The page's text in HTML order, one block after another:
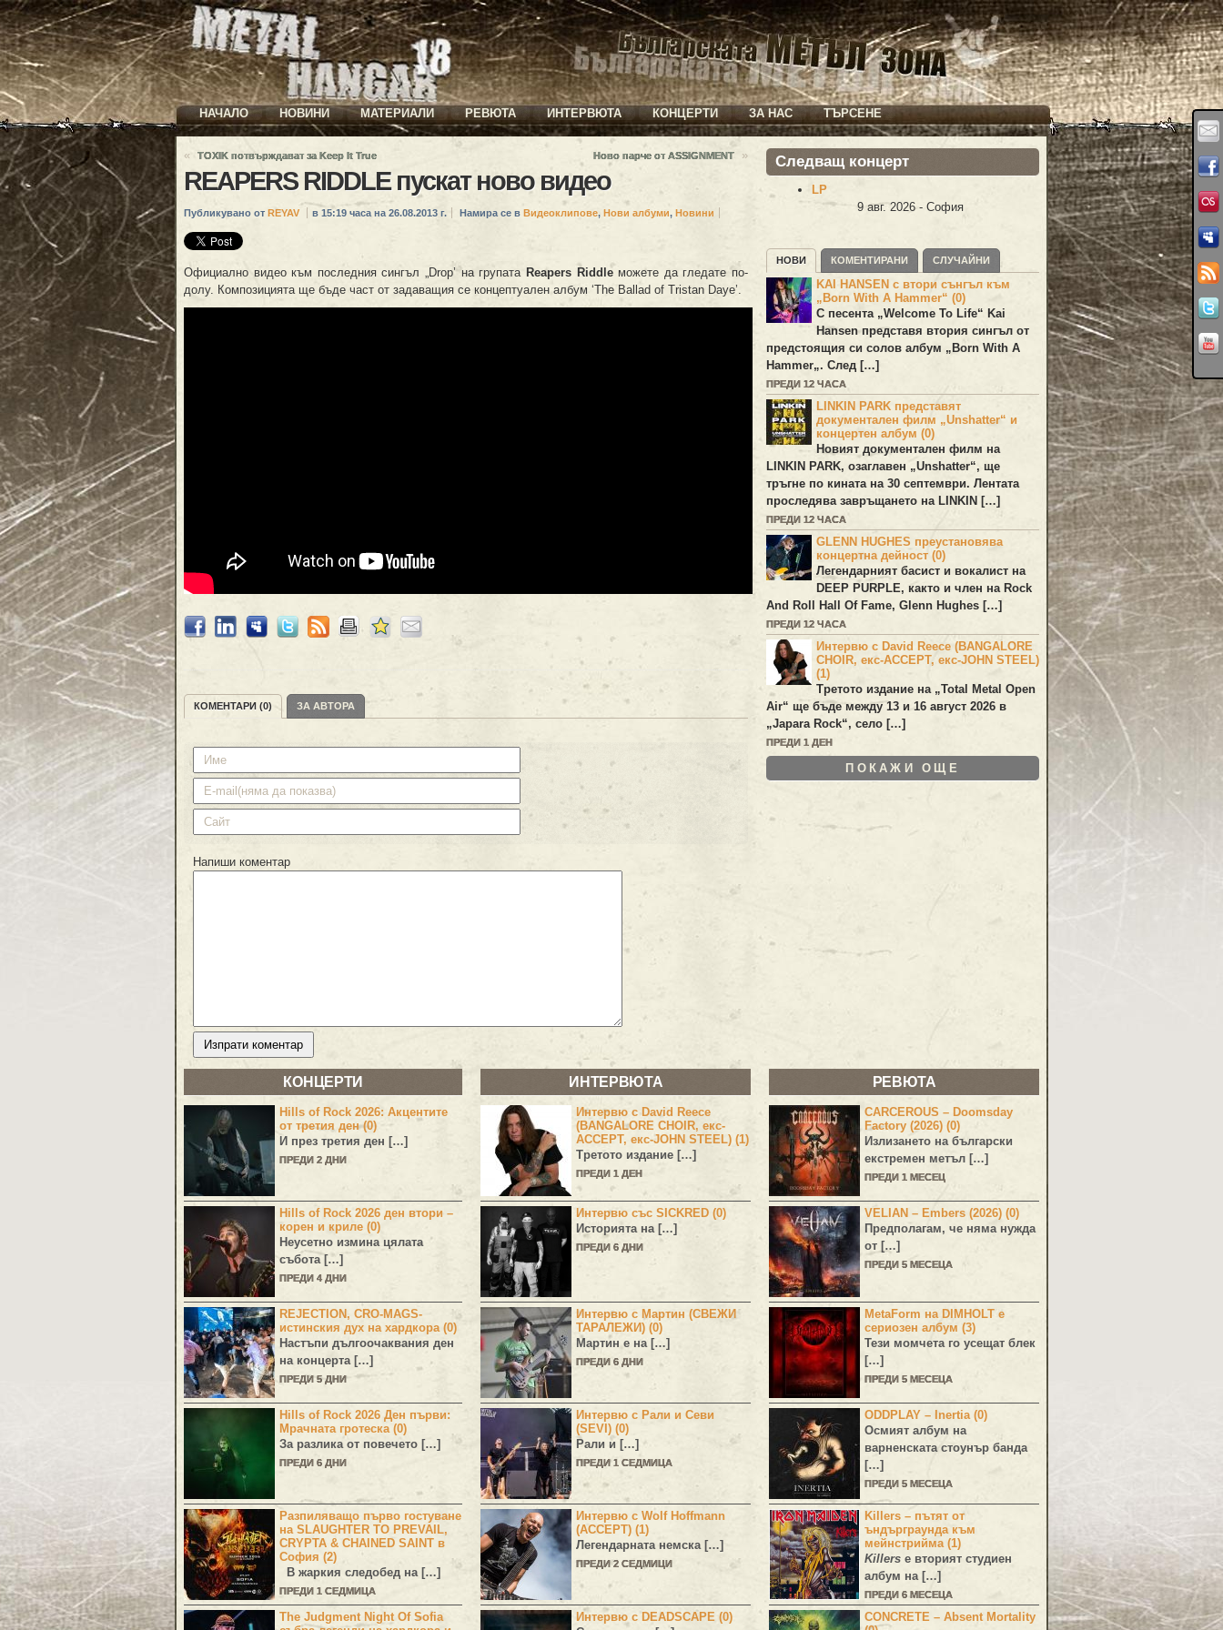
НАЧАЛО НОВИНИ МАТЕРИАЛИ РЕВЮТА ИНТЕРВЮТА КОНЦЕРТИ ЗА НАС ТЪРСЕНЕ
« TOXIK потвърждават за Keep It True Ново парче от ASSIGNMENT »
REAPERS RIDDLE пускат ново видео
Публикувано от REYAV в 15:19 часа на 26.08.2013 г. Намира се в Видеоклипове, Нови албуми, Новини
Официално видео към последния сингъл „Drop’ на групата Reapers Riddleможете да гледате по-
долу. Композицията ще бъде част от задаващия се концептуален албум ‘The Ballad of Tristan Daye’.
КОМЕНТАРИ (0) ЗА АВТОРА
Напиши коментар
Следващ концерт
LP
9 авг. 2026 - София
НОВИ КОМЕНТИРАНИ СЛУЧАЙНИ
KAI HANSEN с втори сънгъл към
„Born With A Hammer“ (0)
С песента „Welcome To Life“ Kai
Hansenпредставя втория сингъл от
предстоящия си солов албум „ Born With A
Hammer„. След […]
ПРЕДИ 12 ЧАСА
LINKIN PARK представят
документален филм „Unshatter“ и
концертен албум (0)
Новият документален филм на
LINKIN PARK, озаглавен „Unshatter“, ще
тръгне по кината на 30 септември. Лентата
проследява завръщането наLINKIN […]
ПРЕДИ 12 ЧАСА
GLENN HUGHES преустановява
концертна дейност (0)
Легендарният басист и вокалист на
DEEP PURPLE, както и член на Rock
And Roll Hall Of Fame, Glenn Hughes […]
ПРЕДИ 12 ЧАСА
Интервю с David Reece (BANGALORE
CHOIR, екс-ACCEPT, екс-JOHN STEEL)
(1)
Третото издание на „Total Metal Open
Air“ ще бъде между 13 и 16 август 2026 в
„Japara Rock“, село […]
ПРЕДИ 1 ДЕН
ПОКАЖИ ОЩЕ
КОНЦЕРТИ
Hills of Rock 2026: Акцентите
от третия ден (0)
И през третия ден […]
ПРЕДИ 2 ДНИ
Hills of Rock 2026 ден втори –
корен и криле (0)
Неусетно измина цялата
събота […]
ПРЕДИ 4 ДНИ
REJECTION, CRO-MAGS-
истинския дух на хардкора (0)
Настъпи дългоочаквания ден
на концерта […]
ПРЕДИ 5 ДНИ
Hills of Rock 2026 Ден първи:
Мрачната гротеска (0)
За разлика от повечето […]
ПРЕДИ 6 ДНИ
Разпиляващо първо гостуване
на SLAUGHTER TO PREVAIL,
CRYPTA & CHAINED SAINT в
София (2)
В жаркия следобед на […]
ПРЕДИ 1 СЕДМИЦА
The Judgment Night Of Sofia
ИНТЕРВЮТА
Интервю с David Reece
(BANGALORE CHOIR, екс-
ACCEPT, екс-JOHN STEEL) (1)
Третото издание […]
ПРЕДИ 1 ДЕН
Интервю със SICKRED (0)
Историята на […]
ПРЕДИ 6 ДНИ
Интервю с Мартин (СВЕЖИ
ТАРАЛЕЖИ) (0)
Мартин е на […]
ПРЕДИ 6 ДНИ
Интервю с Рали и Севи
(SEVI) (0)
Рали и […]
ПРЕДИ 1 СЕДМИЦА
Интервю с Wolf Hoffmann
(ACCEPT) (1)
Легендарната немска […]
ПРЕДИ 2 СЕДМИЦИ
Интервю с DEADSCAPE (0)
РЕВЮТА
CARCEROUS – Doomsday
Factory (2026) (0)
Излизането на български
екстремен метъл […]
ПРЕДИ 1 МЕСЕЦ
VELIAN – Embers (2026) (0)
Предполагам, че няма нужда
от […]
ПРЕДИ 5 МЕСЕЦА
MetaForm на DIMHOLT е
сериозен албум (3)
Тези момчета го усещат блек
[…]
ПРЕДИ 5 МЕСЕЦА
ODDPLAY – Inertia (0)
Осмият албум на
варненската стоунър банда
[…]
ПРЕДИ 5 МЕСЕЦА
Killers – пътят от
ъндърграунда към
мейнстрийма (1)
Killers е вторият студиен
албум на […]
ПРЕДИ 6 МЕСЕЦА
CONCRETE – Absent Mortality